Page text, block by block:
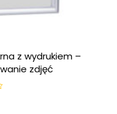
z wydrukiem –
zdjęć